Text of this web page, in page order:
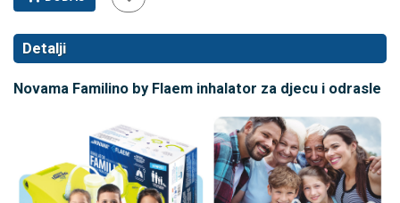
Detalji
Novama Familino by Flaem inhalator za djecu i odrasle